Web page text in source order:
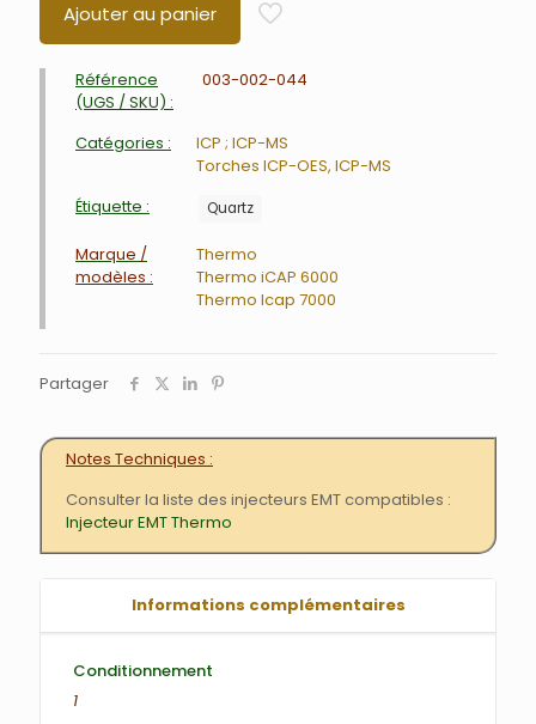
Ajouter au panier
Référence
(UGS / SKU) :
003-002-044
Catégories :
ICP ; ICP-MS
Torches ICP-OES, ICP-MS
Étiquette :
Quartz
Marque /
modèles :
Thermo
Thermo iCAP 6000
Thermo Icap 7000
Partager
Notes Techniques
Consulter la liste des injecteurs EMT compatibles :
Injecteur EMT Thermo
Informations complémentaires
Conditionnement
1